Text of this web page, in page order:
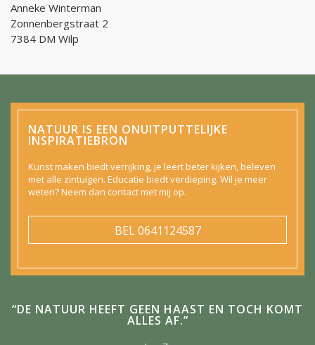
Anneke Winterman
Zonnenbergstraat 2
7384 DM Wilp
NATUUR IS EEN ONUITPUTTELIJKE
INSPIRATIEBRON
Kunst maken biedt verrijking, je leert beter kijken, beleven
met alle zintuigen. Educatie biedt verdieping. Wil je meer
weten? Neem dan contact met mij op.
BEL0641124587
“DE NATUUR HEEFT GEEN HAAST EN TOCH KOMT
ALLES AF.”